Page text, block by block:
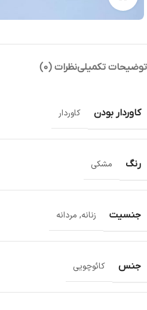
توضیحات تکمیلینظرات (0)
کاوردار بودن کاوردار
رنگ مشکی
جنسیت زنانه, مردانه
جنس کائوچویی